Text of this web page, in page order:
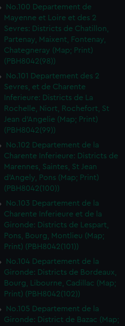
No.100 Departement de
Mayenne et Loire et des 2
Sevres: Districts de Chatillon,
Partenay, Maixent, Fontenay,
Chategneray (Map; Print)
(PBH8042(98))
No.101 Departement des 2
Sevres, et de Charente
Inferieure: Districts de La
Rochelle, Niort, Rochefort, St
Jean d'Angelie (Map; Print)
(PBH8042(99))
No.102 Departement de la
Charente Inferieure: Districts de
Marennes, Saintes, St Jean
d'Angely, Pons (Map; Print)
(PBH8042(100))
No.103 Departement de la
Charente Inferieure et de la
Gironde: Districts de Lespart,
Pons, Bourg, Montlieu (Map;
Print) (PBH8042(101))
No.104 Departement de la
Gironde: Districts de Bordeaux,
Bourg, Libourne, Cadillac (Map;
Print) (PBH8042(102))
No.105 Departement de la
Gironde: District de Bazac (Map;